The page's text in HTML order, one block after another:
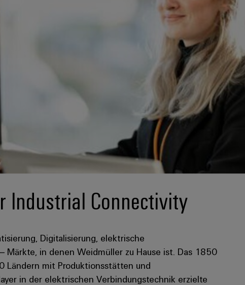
Industrial Connectivity
Digitalisierung, elektrische
Märkte, in denen Weidmüller zu Hause ist. Das 1850
Ländern mit Produktionsstätten und
in der elektrischen Verbindungstechnik erzielte